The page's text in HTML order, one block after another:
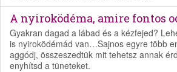
A nyiroködéma, amire fontos
Gyakran dagad a lábad és a kézfejed?
is nyiroködémád van…Sajnos egyre több
aggódj, összeszedtük mit tehetsz annak
enyhítsd a tüneteket.